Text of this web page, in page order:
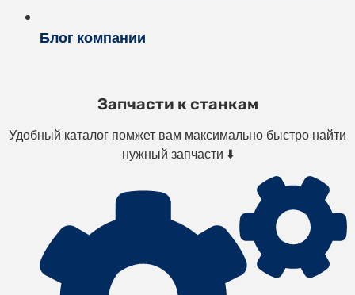
Блог компании
Запчасти к станкам
Удобный каталог помжет вам максимально быстро найти
нужный запчасти ⬇️